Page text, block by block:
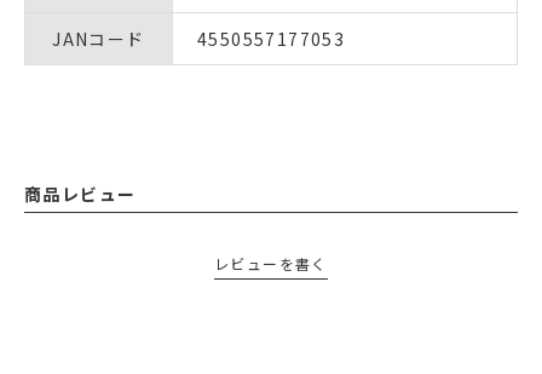
JANコード 4550557177053
商品レビュー
レビューを書く